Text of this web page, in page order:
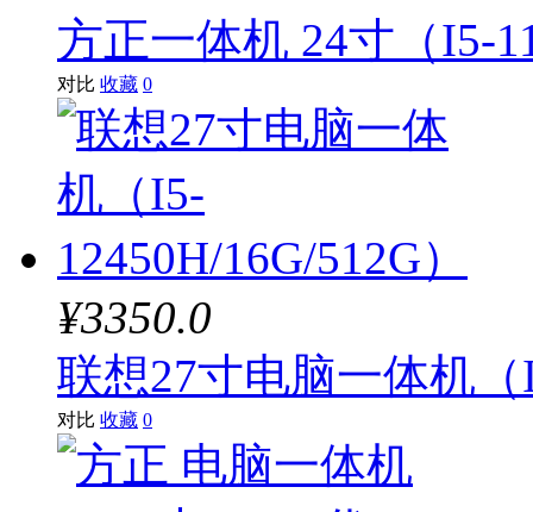
方正一体机 24寸（I5-
对比 收藏 0
¥3350.0
联想27寸电脑一体机（
对比 收藏 0